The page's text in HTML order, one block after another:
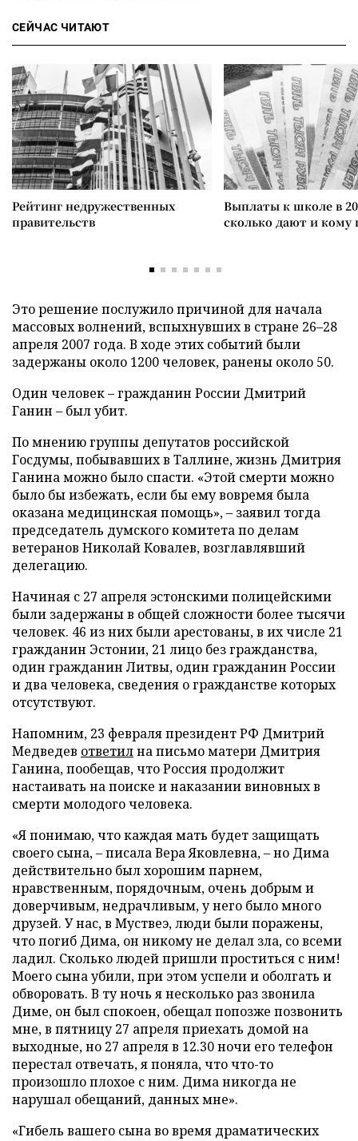
СЕЙЧАС ЧИТАЮТ
Рейтинг недружественных
правительств
Выплаты к школе в
сколько дают и
Это решение послужило причиной для начала
массовых волнений, вспыхнувших в стране 26–28
апреля 2007 года. В ходе этих событий были
задержаны около 1200 человек, ранены около 50.
Один человек – гражданин России Дмитрий
Ганин – был убит.
По мнению группы депутатов российской
Госдумы, побывавших в Таллине, жизнь Дмитрия
Ганина можно было спасти. «Этой смерти можно
было бы избежать, если бы ему вовремя была
оказана медицинская помощь», – заявил тогда
председатель думского комитета по делам
ветеранов Николай Ковалев, возглавлявший
делегацию.
Начиная с 27 апреля эстонскими полицейскими
были задержаны в общей сложности более тысячи
человек. 46 из них были арестованы, в их числе 21
гражданин Эстонии, 21 лицо без гражданства,
один гражданин Литвы, один гражданин России
и два человека, сведения о гражданстве которых
отсутствуют.
Напомним, 23 февраля президент РФ Дмитрий
Медведев ответилна письмо матери Дмитрия
Ганина, пообещав, что Россия продолжит
настаивать на поиске и наказании виновных в
смерти молодого человека.
«Я понимаю, что каждая мать будет защищать
своего сына, – писала Вера Яковлевна, – но Дима
действительно был хорошим парнем,
нравственным, порядочным, очень добрым и
доверчивым, недрачливым, у него было много
друзей. У нас, в Муствеэ, люди были поражены,
что погиб Дима, он никому не делал зла, со всеми
ладил. Сколько людей пришли проститься с ним!
Моего сына убили, при этом успели и оболгать и
обворовать. В ту ночь я несколько раз звонила
Диме, он был спокоен, обещал попозже позвонить
мне, в пятницу 27 апреля приехать домой на
выходные, но 27 апреля в 12.30 ночи его телефон
перестал отвечать, я поняла, что что-то
произошло плохое с ним. Дима никогда не
нарушал обещаний, данных мне».
«Гибель вашего сына во время драматических